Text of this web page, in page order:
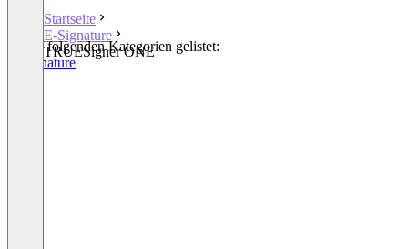
Startseite
E-Signature
TRUESigner ONE
In den folgenden Kategorien gelistet:
E-Signature